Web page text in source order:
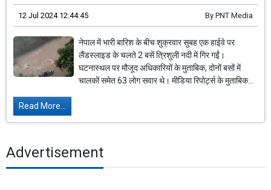
12 Jul 2024 12:44:45 By PNT Media
नेपाल में भारी बारिश के बीच शुक्रवार सुबह एक हाईवे पर
लैंडस्लाइड के चलते 2 बसें त्रिशुली नदी में गिर गईं।
घटनास्थल पर मौजूद अधिकारियों के मुताबिक, दोनों बसों में
चालकों समेत 63 लोग सवार थे। मीडिया रिपोर्ट्स के मुताबिक...
Read More...
Advertisement